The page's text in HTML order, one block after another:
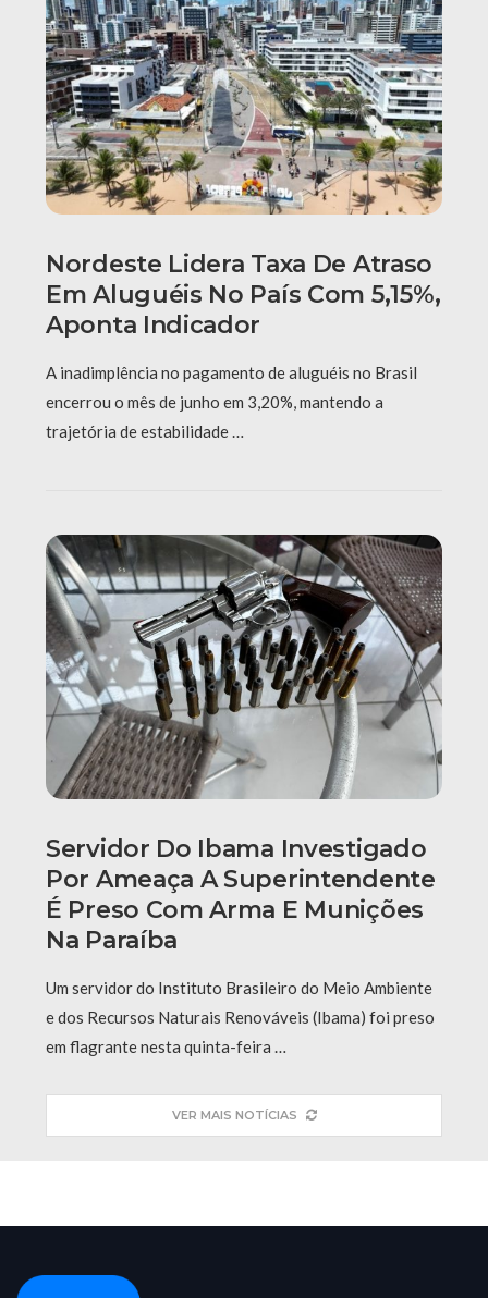
Nordeste Lidera Taxa De Atraso
Em Aluguéis No País Com 5,15%,
Aponta Indicador
A inadimplência no pagamento de aluguéis no Brasil
encerrou o mês de junho em 3,20%, mantendo a
trajetória de estabilidade …
Servidor Do Ibama Investigado
Por Ameaça A Superintendente
É Preso Com Arma E Munições
Na Paraíba
Um servidor do Instituto Brasileiro do Meio Ambiente
e dos Recursos Naturais Renováveis (Ibama) foi preso
em flagrante nesta quinta-feira …
VER MAIS NOTÍCIAS